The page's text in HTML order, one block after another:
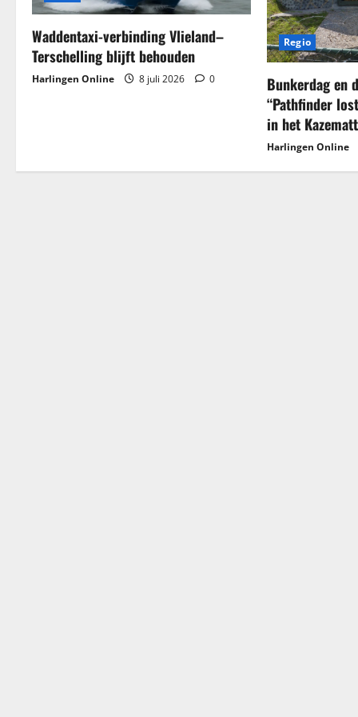
a
v
a
Waddentaxi-verbinding Vlieland–
Terschelling blijft behouden
Harlingen Online 8 juli 2026 0
Regio
Bunkerdag en
“Pathfinder
in het
Harlingen Online